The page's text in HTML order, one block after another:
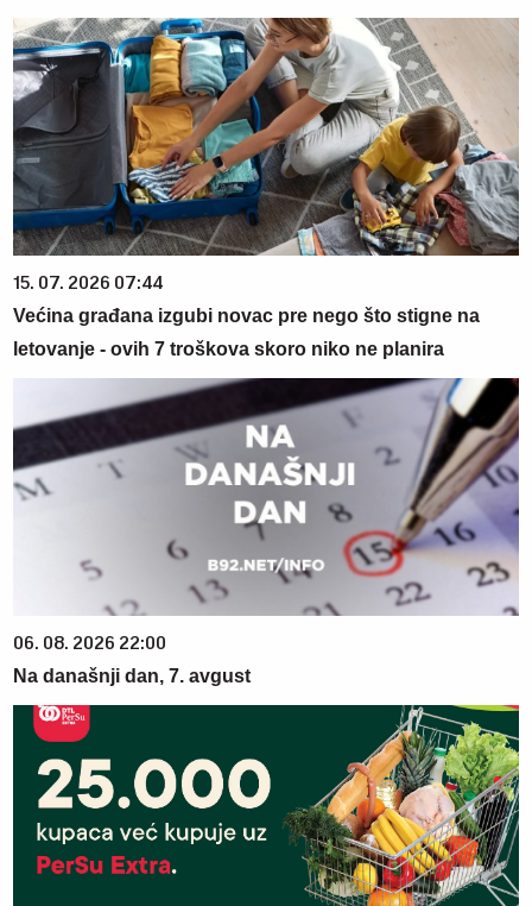
15. 07. 2026 07:44
Većina građana izgubi novac pre nego što stigne na
letovanje - ovih 7 troškova skoro niko ne planira
06. 08. 2026 22:00
Na današnji dan, 7. avgust